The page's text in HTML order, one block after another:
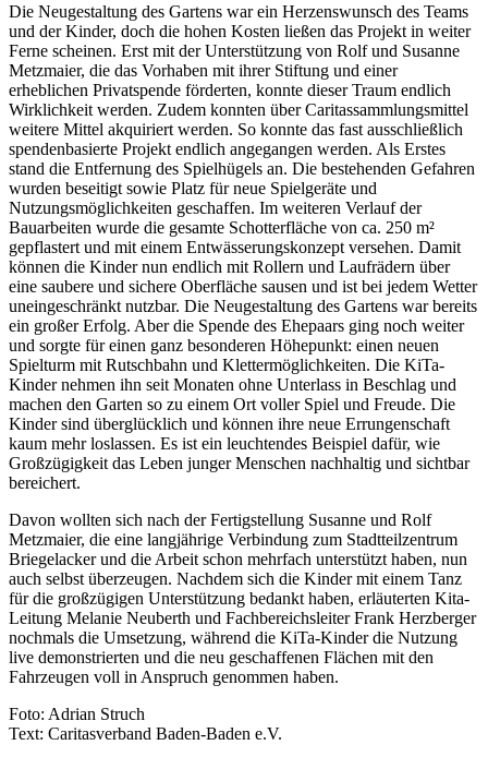
Die Neugestaltung des Gartens war ein Herzenswunsch des Teams
und der Kinder, doch die hohen Kosten ließen das Projekt in weiter
Ferne scheinen. Erst mit der Unterstützung von Rolf und Susanne
Metzmaier, die das Vorhaben mit ihrer Stiftung und einer
erheblichen Privatspende förderten, konnte dieser Traum endlich
Wirklichkeit werden. Zudem konnten über Caritassammlungsmittel
weitere Mittel akquiriert werden. So konnte das fast ausschließlich
spendenbasierte Projekt endlich angegangen werden. Als Erstes
stand die Entfernung des Spielhügels an. Die bestehenden Gefahren
wurden beseitigt sowie Platz für neue Spielgeräte und
Nutzungsmöglichkeiten geschaffen. Im weiteren Verlauf der
Bauarbeiten wurde die gesamte Schotterfläche von ca. 250 m²
gepflastert und mit einem Entwässerungskonzept versehen. Damit
können die Kinder nun endlich mit Rollern und Laufrädern über
eine saubere und sichere Oberfläche sausen und ist bei jedem Wetter
uneingeschränkt nutzbar. Die Neugestaltung des Gartens war bereits
ein großer Erfolg. Aber die Spende des Ehepaars ging noch weiter
und sorgte für einen ganz besonderen Höhepunkt: einen neuen
Spielturm mit Rutschbahn und Klettermöglichkeiten. Die KiTa-
Kinder nehmen ihn seit Monaten ohne Unterlass in Beschlag und
machen den Garten so zu einem Ort voller Spiel und Freude. Die
Kinder sind überglücklich und können ihre neue Errungenschaft
kaum mehr loslassen. Es ist ein leuchtendes Beispiel dafür, wie
Großzügigkeit das Leben junger Menschen nachhaltig und sichtbar
bereichert.
Davon wollten sich nach der Fertigstellung Susanne und Rolf
Metzmaier, die eine langjährige Verbindung zum Stadtteilzentrum
Briegelacker und die Arbeit schon mehrfach unterstützt haben, nun
auch selbst überzeugen. Nachdem sich die Kinder mit einem Tanz
für die großzügigen Unterstützung bedankt haben, erläuterten Kita-
Leitung Melanie Neuberth und Fachbereichsleiter Frank Herzberger
nochmals die Umsetzung, während die KiTa-Kinder die Nutzung
live demonstrierten und die neu geschaffenen Flächen mit den
Fahrzeugen voll in Anspruch genommen haben.
Foto: Adrian Struch
Text: Caritasverband Baden-Baden e.V.